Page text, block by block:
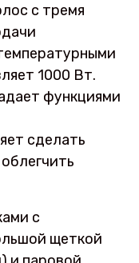
с тремя
1000 Вт.
функциями
сделать
с
щеткой